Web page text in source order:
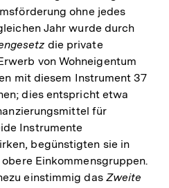
ohne jedes
Jahr wurde durch
die private
von Wohneigentum
mit diesem Instrument 37
dies entspricht etwa
für
Instrumente
begünstigten sie in
Einkommensgruppen.
einstimmig das Zweite